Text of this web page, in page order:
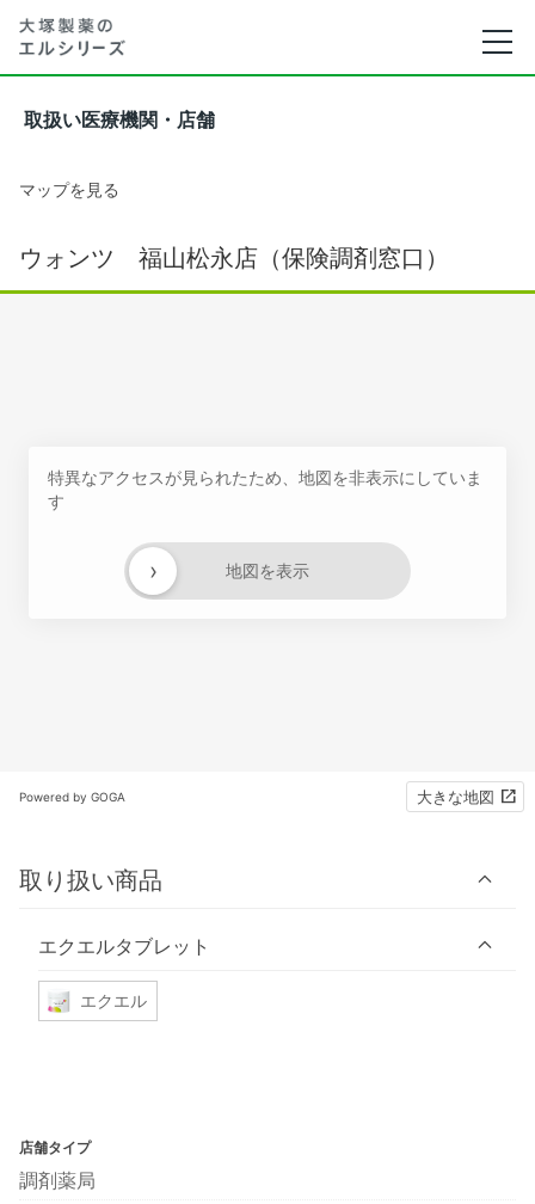
取扱い医療機関・店舗
マップを見る
ウォンツ 福山松永店（保険調剤窓口）
特異なアクセスが見られたため、地図を非表示にしていま
す
地図を表示
›
Powered by GOGA 大きな地図
取り扱い商品
エクエルタブレット
エクエル
店舗タイプ
調剤薬局